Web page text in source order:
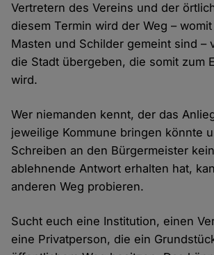
Vertretern des Vereins und der
diesem Termin wird der Weg –
Masten und Schilder gemeint sind –
die Stadt übergeben, die somit zum
wird.
Wer niemanden kennt, der das
jeweilige Kommune bringen könnte
Schreiben an den Bürgermeister
ablehnende Antwort erhalten hat,
anderen Weg probieren.
Sucht euch eine Institution, einen
eine Privatperson, die ein